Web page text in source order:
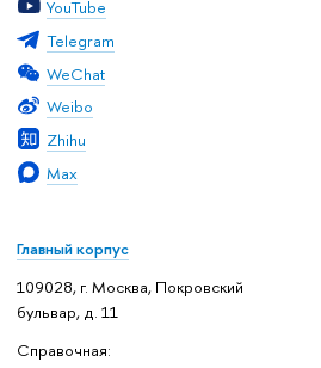
YouTube
Telegram
WeChat
Weibo
Zhihu
Max
Главный корпус
109028, г. Москва, Покровский
бульвар, д. 11
Справочная: